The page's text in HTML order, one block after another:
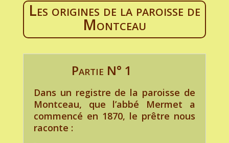
Les origines de la paroisse de
Montceau
Partie N° 1
Dans un registre de la paroisse de
Montceau, que l’abbé Mermet a
commencé en 1870, le prêtre nous
raconte :